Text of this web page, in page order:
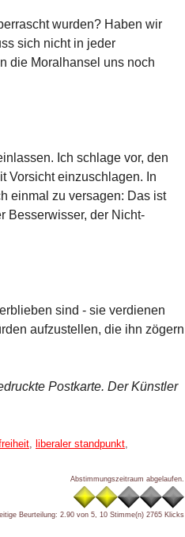
wurden? Haben wir
sich nicht in jeder
die Moralhansel uns noch
Ich schlage vor, den
Vorsicht einzuschlagen. In
einmal zu versagen: Das ist
Besserwisser, der Nicht-
sind - sie verdienen
aufzustellen, die ihn zögern
Postkarte. Der Künstler
liberaler standpunkt
Abstimmungszeitraum abgelaufen.
Beurteilung: 2.90 von 5, 10 Stimme(n) 2765 Klicks